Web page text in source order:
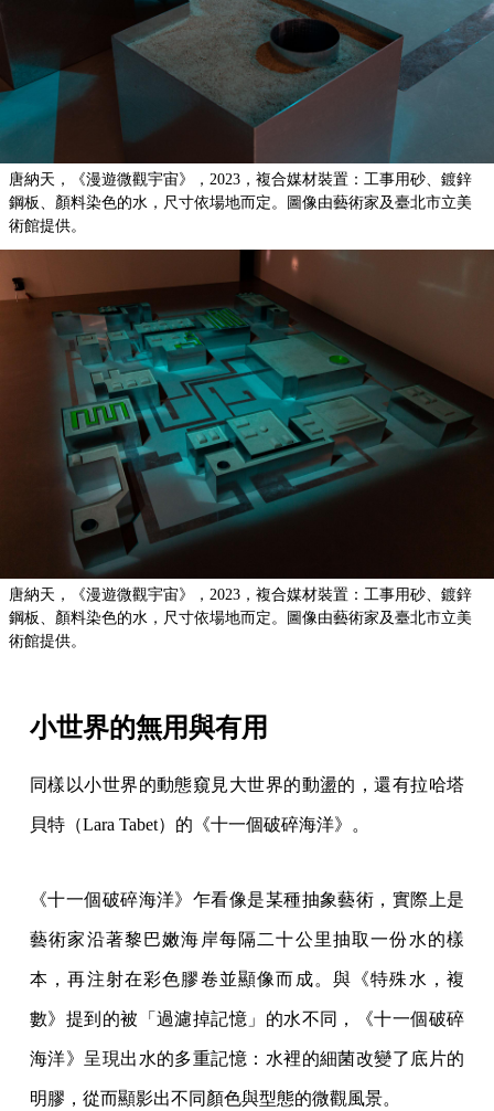
唐納天，《漫遊微觀宇宙》，2023，複合媒材裝置：工事用砂、鍍鋅
鋼板、顏料染色的水，尺寸依場地而定。圖像由藝術家及臺北市立美
術館提供。
唐納天，《漫遊微觀宇宙》，2023，複合媒材裝置：工事用砂、鍍鋅
鋼板、顏料染色的水，尺寸依場地而定。圖像由藝術家及臺北市立美
術館提供。
小世界的無用與有用
同樣以小世界的動態窺見大世界的動盪的，還有拉哈塔
貝特（Lara Tabet）的《十一個破碎海洋》。
《十一個破碎海洋》乍看像是某種抽象藝術，實際上是
藝術家沿著黎巴嫩海岸每隔二十公里抽取一份水的樣
本，再注射在彩色膠卷並顯像而成。與《特殊水，複
數》提到的被「過濾掉記憶」的水不同，《十一個破碎
海洋》呈現出水的多重記憶：水裡的細菌改變了底片的
明膠，從而顯影出不同顏色與型態的微觀風景。